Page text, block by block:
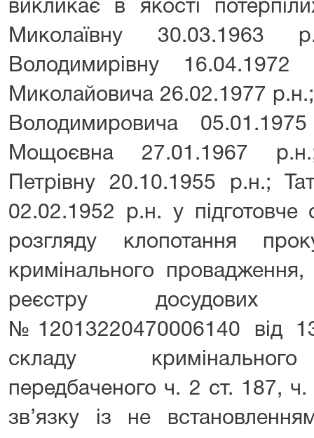
викликає в якості
Миколаївну 30.03.1963
Володимирівну
Миколайовича 26.02.1977
Володимировича
Мощоєвна 27.01.1967
Петрівну 20.10.1955 р.н.;
02.02.1952 р.н. у підготовче
розгляду клопотання
кримінального
реєстру досудових
№12013220470006140 від
складу
передбаченого ч. 2 ст. 187,
зв’язку із не